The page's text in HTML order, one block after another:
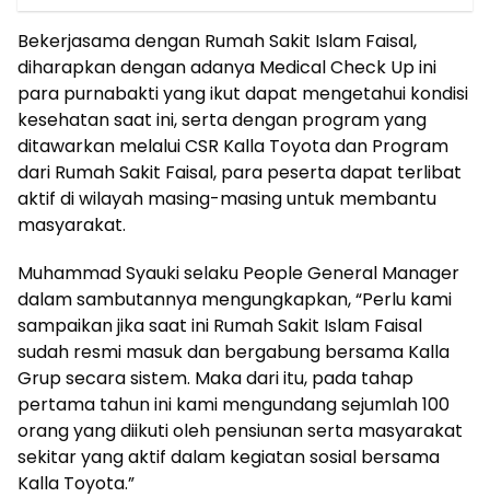
Bekerjasama dengan Rumah Sakit Islam Faisal,
diharapkan dengan adanya Medical Check Up ini
para purnabakti yang ikut dapat mengetahui kondisi
kesehatan saat ini, serta dengan program yang
ditawarkan melalui CSR Kalla Toyota dan Program
dari Rumah Sakit Faisal, para peserta dapat terlibat
aktif di wilayah masing-masing untuk membantu
masyarakat.
Muhammad Syauki selaku People General Manager
dalam sambutannya mengungkapkan, “Perlu kami
sampaikan jika saat ini Rumah Sakit Islam Faisal
sudah resmi masuk dan bergabung bersama Kalla
Grup secara sistem. Maka dari itu, pada tahap
pertama tahun ini kami mengundang sejumlah 100
orang yang diikuti oleh pensiunan serta masyarakat
sekitar yang aktif dalam kegiatan sosial bersama
Kalla Toyota.”